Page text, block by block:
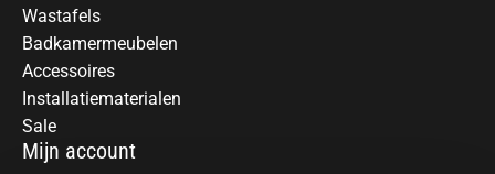
Wastafels
Badkamermeubelen
Accessoires
Installatiematerialen
Sale
Mijn account